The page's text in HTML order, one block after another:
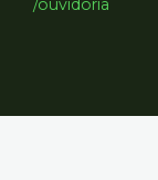
/ouvidoria